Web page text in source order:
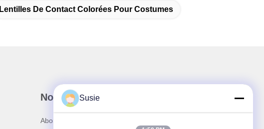
Lentilles De Contact Colorées Pour Costumes
Notre newsletter
Abonnez-vous à notre newsletter pour des réductions et plus
Susie